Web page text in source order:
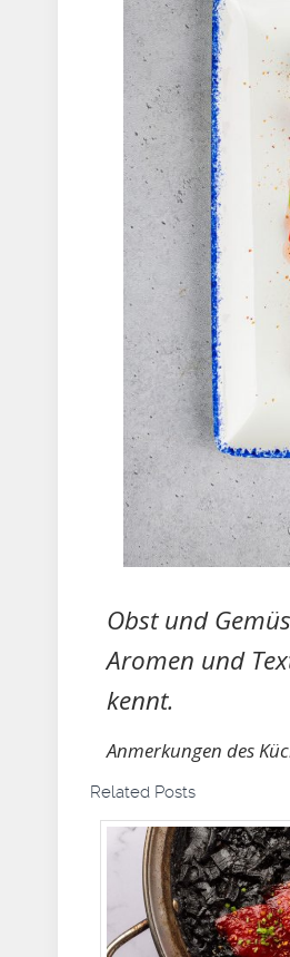
Obst und
Aromen und
kennt.
Anmerkungen des
Related Posts